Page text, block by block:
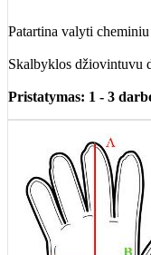
Patartina valyti
Skalbyklos džiovintuvu
Pristatymas: 1 - 3